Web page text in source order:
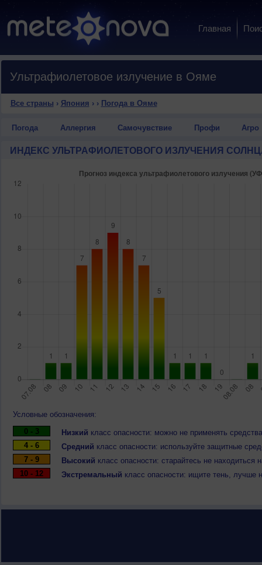
Главная
Ультрафиолетовое излучение в Ояме
Все страны › Япония › › Погода в Ояме
Погода Аллергия Самочувствие Профи Агро
ИНДЕКС УЛЬТРАФИОЛЕТОВОГО ИЗЛУЧЕНИЯ
Условные обозначения:
0 - 3
Низкий класс опасности: можно не применять
4 - 6
Средний класс опасности: используйте защитные
7 - 9
Высокий класс опасности: старайтесь не
10 - 12
Экстремальный класс опасности: ищите тень, лучше